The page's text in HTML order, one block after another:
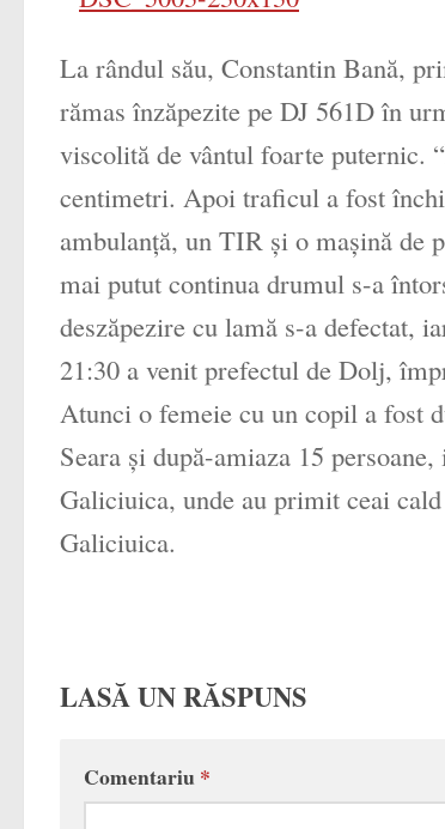
La rândul său, Constantin Bană,
rămas înzăpezite pe DJ 561D în
viscolită de vântul foarte puternic.
centimetri. Apoi traficul a fost
ambulanţă, un TIR şi o maşină de
mai putut continua drumul s-a
deszăpezire cu lamă s-a defectat,
21:30 a venit prefectul de Dolj,
Atunci o femeie cu un copil a fost
Seara şi după-amiaza 15
Galiciuica, unde au primit ceai
Galiciuica.
LASĂ UN RĂSPUNS
Comentariu*